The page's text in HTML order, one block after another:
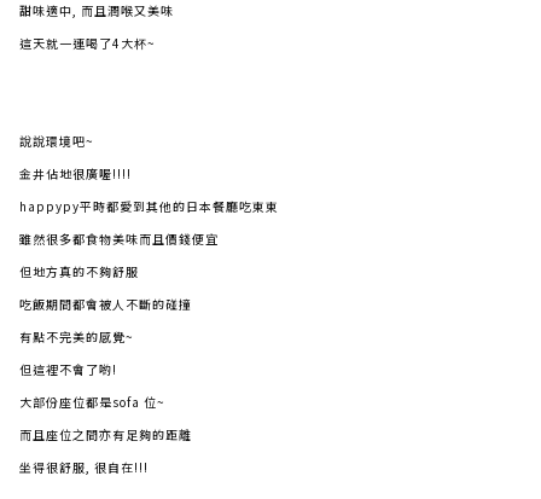
甜味適中, 而且潤喉又美味
這天就一連喝了4大杯~
說說環境吧~
金井佔地很廣喔!!!!
happypy平時都愛到其他的日本餐廳吃東東
雖然很多都食物美味而且價錢便宜
但地方真的不夠舒服
吃飯期間都會被人不斷的碰撞
有點不完美的感覺~
但這裡不會了喲!
大部份座位都是sofa 位~
而且座位之間亦有足夠的距離
坐得很舒服, 很自在!!!